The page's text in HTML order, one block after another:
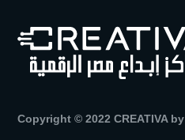
Copyright © 2022 CREATIVA by